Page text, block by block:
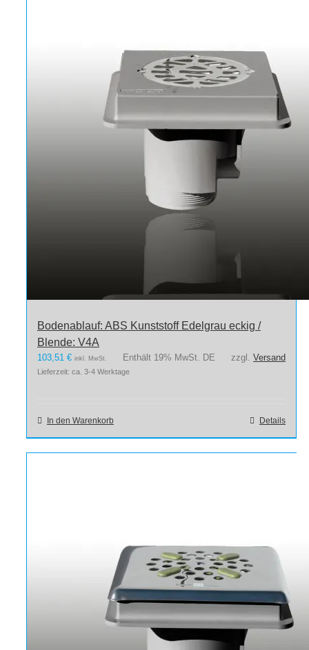
Bodenablauf: ABS Kunststoff Edelgrau eckig /
Blende: V4A
103,51 € inkl. MwSt. Enthält 19% MwSt. DE zzgl. Versand
Lieferzeit: ca. 3-4 Werktage
In den Warenkorb Details